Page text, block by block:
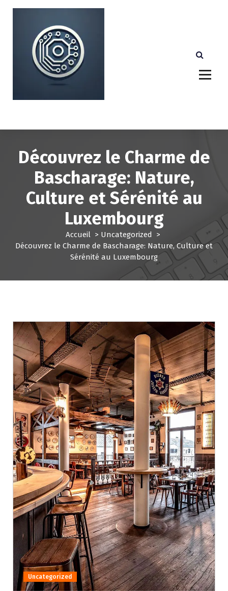
e
Découvrez le Charme de
Bascharage: Nature,
Culture et Sérénité au
Luxembourg
Accueil > Uncategorized >
Découvrez le Charme de Bascharage: Nature, Culture et
Sérénité au Luxembourg
Uncategorized